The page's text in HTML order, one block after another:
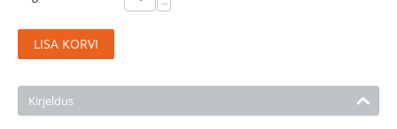
LISA KORVI
Kirjeldus